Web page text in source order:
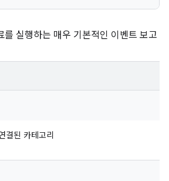
를 실행하는 매우 기본적인 이벤트 보고
결된 카테고리